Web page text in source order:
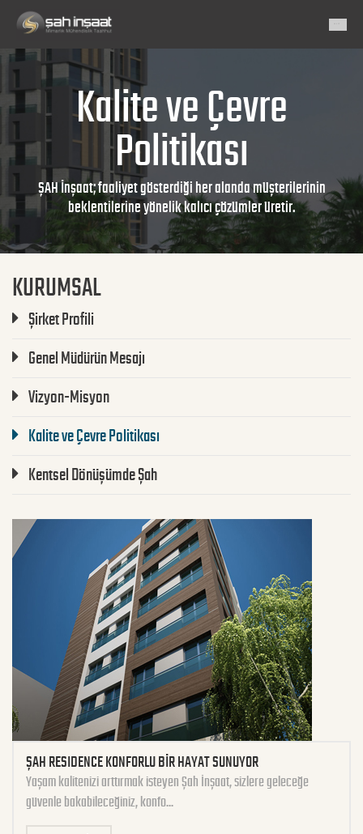
Kalite ve Çevre
Politikası
ŞAH İnşaat; faaliyet gösterdiği her alanda müşterilerinin
beklentilerine yönelik kalıcı çözümler üretir.
KURUMSAL
Şirket Profili
Genel Müdürün Mesajı
Vizyon-Misyon
Kalite ve Çevre Politikası
Kentsel Dönüşümde Şah
ŞAH RESIDENCE KONFORLU BİR HAYAT SUNUYOR
Yaşam kalitenizi arttırmak isteyen Şah İnşaat, sizlere geleceğe
güvenle bakabileceğiniz, konfo...